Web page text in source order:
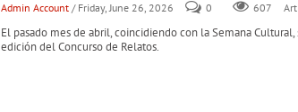
Admin Account / Friday, June 26, 2026 0 607
El pasado mes de abril, coincidiendo con la Semana
edición del Concurso de Relatos.